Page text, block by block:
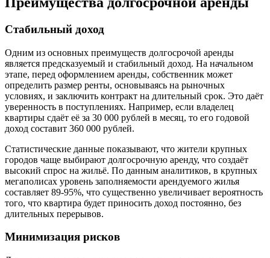
Стабильный доход
Одним из основных преимуществ долгосрочой аренды
является предсказуемый и стабильный доход. На начальном
этапе, перед оформлением аренды, собственник может
определить размер ренты, основываясь на рыночных
условиях, и заключить контракт на длительный срок. Это даёт
уверенность в поступлениях. Например, если владелец
квартиры сдаёт её за 30 000 рублей в месяц, то его годовой
доход составит 360 000 рублей.
Статистические данные показывают, что жители крупных
городов чаще выбирают долгосрочную аренду, что создаёт
высокий спрос на жильё. По данным аналитиков, в крупных
мегаполисах уровень заполняемости арендуемого жилья
составляет 89-95%, что существенно увеличивает вероятность
того, что квартира будет приносить доход постоянно, без
длительных перерывов.
Минимизация рисков